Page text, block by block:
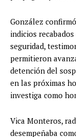
González
indicios
seguridad,
permitieron
detención del
en las próximas
investiga como
Vica Monteros,
desempeñaba